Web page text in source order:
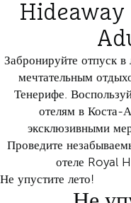
Hideaway
Забронируйте отпуск
мечтательным
Тенерифе.
отелям в Коста-
эксклюзивными
Проведите
отеле Royal
Не упустите лето!